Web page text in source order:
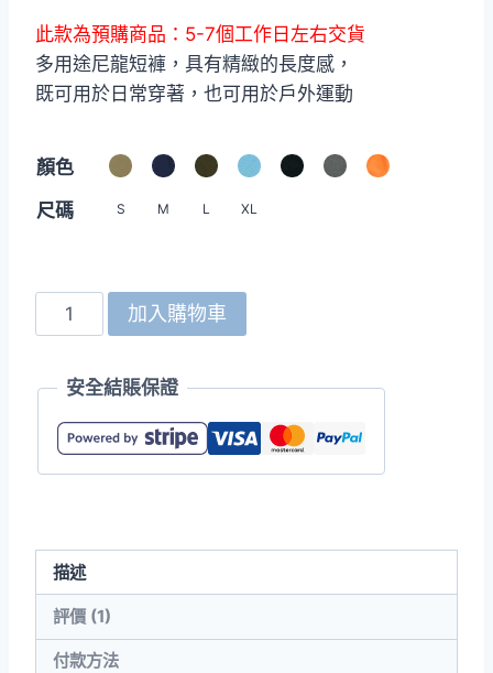
價
格：
價
格：
此款為預購商品：5-7個工作日左右交貨
多用途尼龍短褲，具有精緻的長度感，
既可用於日常穿著，也可用於戶外運動
顏色
尺碼
S M L XL
United
Athle
01
加入購物車
安全結賬保證
描述
評價 (1)
付款方法